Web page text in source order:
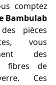
Bambulab
pièces
vous
des
fibres de
Ces